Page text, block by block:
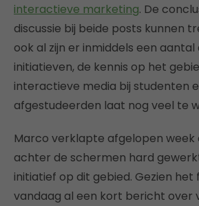
interactieve marketing. De
discussie bij beide posts kunnen
ook al zijn er inmiddels een aantal
initiatieven, de kennis op het
interactieve media bij studenten
afgestudeerden laat nog veel te
Marco verklapte afgelopen week
achter de schermen hard
initiatief op dit gebied. Gezien het
vandaag al een kort bericht over